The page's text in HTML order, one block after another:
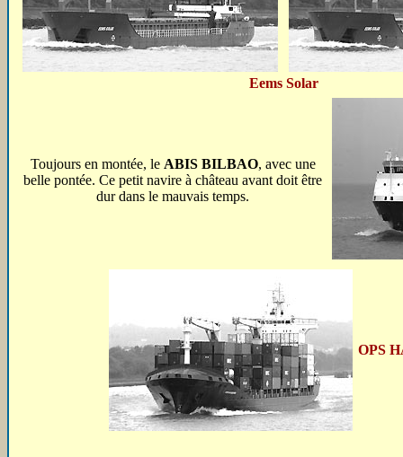
Eems Solar
Toujours en montée, le ABIS BILBAO, avec une
belle pontée. Ce petit navire à château avant doit être
dur dans le mauvais temps.
OPS